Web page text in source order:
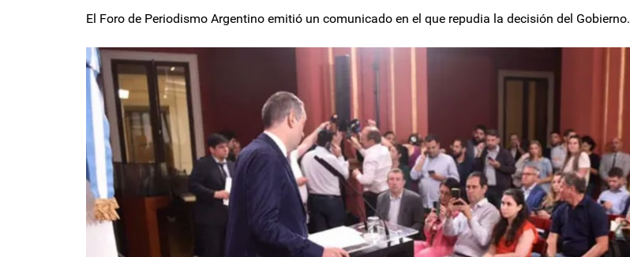
El Foro de Periodismo Argentino emitió un comunicado en el que repudia la decisión del Gobierno.